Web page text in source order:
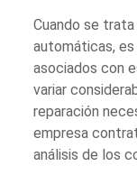
Cuando se
automáticas,
asociados con
variar
reparación
empresa
análisis de los